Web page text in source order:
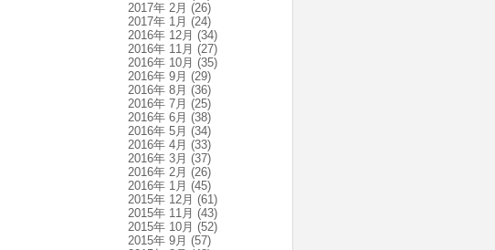
2017年 2月 (26)
2017年 1月 (24)
2016年 12月 (34)
2016年 11月 (27)
2016年 10月 (35)
2016年 9月 (29)
2016年 8月 (36)
2016年 7月 (25)
2016年 6月 (38)
2016年 5月 (34)
2016年 4月 (33)
2016年 3月 (37)
2016年 2月 (26)
2016年 1月 (45)
2015年 12月 (61)
2015年 11月 (43)
2015年 10月 (52)
2015年 9月 (57)